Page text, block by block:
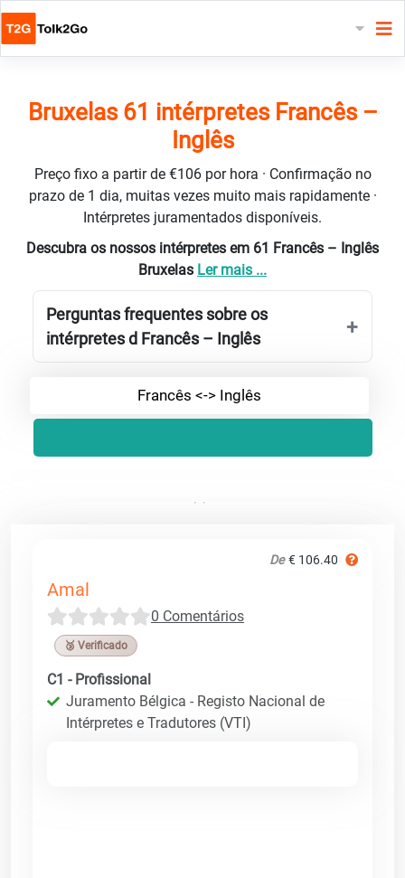
Bruxelas 61 intérpretes Francês –
Inglês
Preço fixo a partir de €106 por hora · Confirmação no
prazo de 1 dia, muitas vezes muito mais rapidamente ·
Intérpretes juramentados disponíveis.
Descubra os nossos intérpretes em 61 Francês – Inglês
Bruxelas Ler mais ...
Perguntas frequentes sobre os
intérpretes d Francês – Inglês
Francês <-> Inglês
De € 106.40
Amal
0 Comentários
🥉 Verificado
C1 - Profissional
Juramento Bélgica - Registo Nacional de
Intérpretes e Tradutores (VTI)